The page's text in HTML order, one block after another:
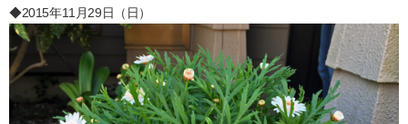
◆2015年11月29日（日）